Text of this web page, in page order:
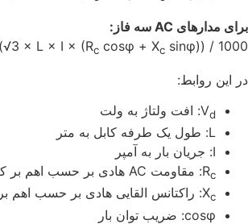
برای مدارهای AC سه فاز:
× L × I × (Rc cosφ + Xc sinφ)) / 1000
در این روابط:
Vd
: افت ولتاژ به ولت
L: طول یک طرفه کابل به متر
I: جریان بار به آمپر
Rc
: مقاومت AC هادی بر حسب اهم بر کیلومتر (در دمای کارکرد)
Xc
: راکتانس القایی هادی بر حسب اهم بر
cosφ: ضریب توان بار